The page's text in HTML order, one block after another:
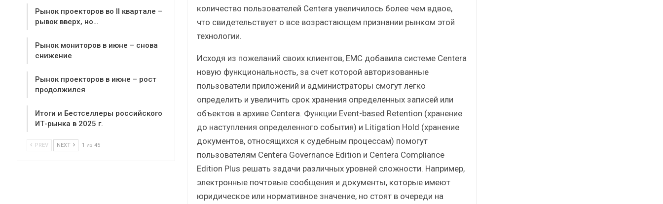
количество пользователей Centera увеличилось более чем вдвое,
что свидетельствует о все возрастающем признании рынком этой
технологии.
Исходя из пожеланий своих клиентов, EMC добавила системе Centera
новую функциональность, за счет которой авторизованные
пользователи приложений и администраторы смогут легко
определить и увеличить срок хранения определенных записей или
объектов в архиве Centera. Функции Event-based Retention (хранение
до наступления определенного события) и Litigation Hold (хранение
документов, относящихся к судебным процессам) помогут
пользователям Centera Governance Edition и Centera Compliance
Edition Plus решать задачи различных уровней сложности. Например,
электронные почтовые сообщения и документы, которые имеют
юридическое или нормативное значение, но стоят в очереди на
Рынок проекторов во II квартале –
рывок вверх, но…
Рынок мониторов в июне – снова
снижение
Рынок проекторов в июне – рост
продолжился
Итоги и Бестселлеры российского
ИТ-рынка в 2025 г.
PREV NEXT 1 из 45